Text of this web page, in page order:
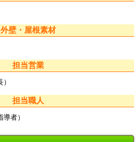
外壁・屋根素材
担当営業
担当職人
者）